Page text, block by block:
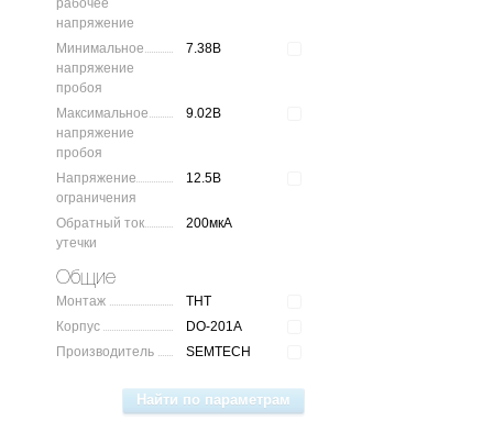
рабочее
напряжение
Минимальное
напряжение
пробоя
7.38В
Максимальное
напряжение
пробоя
9.02В
Напряжение
ограничения
12.5В
Обратный ток
утечки
200мкА
Общие
Монтаж
THT
Корпус
DO-201A
Производитель
SEMTECH